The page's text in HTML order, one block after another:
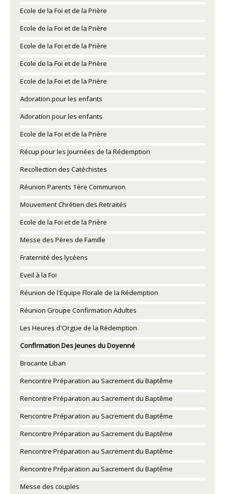
Ecole de la Foi et de la Prière
Ecole de la Foi et de la Prière
Ecole de la Foi et de la Prière
Ecole de la Foi et de la Prière
Ecole de la Foi et de la Prière
Adoration pour les enfants
Adoration pour les enfants
Ecole de la Foi et de la Prière
Récup pour les Journées de la Rédemption
Recollection des Catéchistes
Réunion Parents 1ère Communion
Mouvement Chrétien des Retraités
Ecole de la Foi et de la Prière
Messe des Pères de Famille
Fraternité des lycéens
Eveil à la Foi
Réunion de l'Equipe Florale de la Rédemption
Réunion Groupe Confirmation Adultes
Les Heures d'Orgue de la Rédemption
Confirmation Des Jeunes du Doyenné
Brocante Liban
Rencontre Préparation au Sacrement du Baptême
Rencontre Préparation au Sacrement du Baptême
Rencontre Préparation au Sacrement du Baptême
Rencontre Préparation au Sacrement du Baptême
Rencontre Préparation au Sacrement du Baptême
Rencontre Préparation au Sacrement du Baptême
Messe des couples